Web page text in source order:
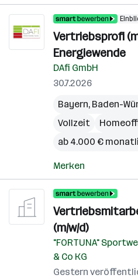
Vertriebsprofi
Energiewende
DAfi GmbH
30.7.2026
Bayern, Baden-
Vollzeit
ab 4.000 €
Merken
(m/w/d)
"FORTUNA"
& Co KG
Gestern